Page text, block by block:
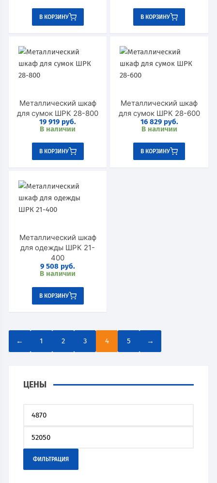
В КОРЗИНУ В КОРЗИНУ
Металлический шкаф
для сумок ШРК 28-800
19 919 руб.
В наличии
В КОРЗИНУ
Металлический шкаф
для сумок ШРК 28-600
16 829 руб.
В наличии
В КОРЗИНУ
Металлический шкаф
для одежды ШРК 21-
400
9 508 руб.
В наличии
В КОРЗИНУ
← 1 2 3 4 5 →
ЦЕНЫ
ФИЛЬТРАЦИЯ